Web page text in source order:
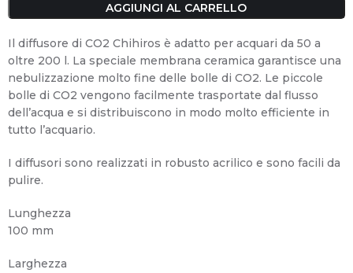
AGGIUNGI AL CARRELLO
Il diffusore di CO2 Chihiros è adatto per acquari da 50 a
oltre 200 l. La speciale membrana ceramica garantisce una
nebulizzazione molto fine delle bolle di CO2. Le piccole
bolle di CO2 vengono facilmente trasportate dal flusso
dell’acqua e si distribuiscono in modo molto efficiente in
tutto l’acquario.
I diffusori sono realizzati in robusto acrilico e sono facili da
pulire.
Lunghezza
100 mm
Larghezza